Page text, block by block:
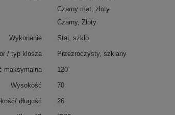
Czarny mat, złoty
Czarny, Złoty
Wykonanie Stal, szkło
/ typ klosza Przezroczysty, szklany
maksymalna 120
Wysokość 70
długość 26